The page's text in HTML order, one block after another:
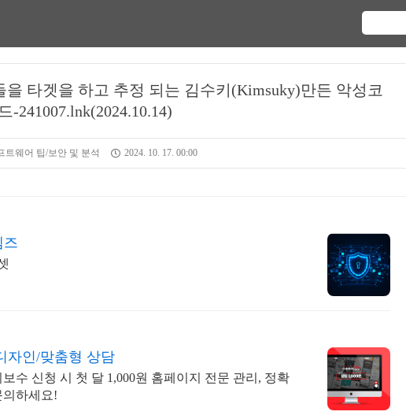
타겟을 하고 추정 되는 김수키(Kimsuky)만든 악성코
드-241007.lnk(2024.10.14)
트웨어 팁/보안 및 분석 2024. 10. 17. 00:00
즈
자인/맞춤형 상담
수 신청 시 첫 달 1,000원 홈페이지 전문 관리, 정확
의하세요!